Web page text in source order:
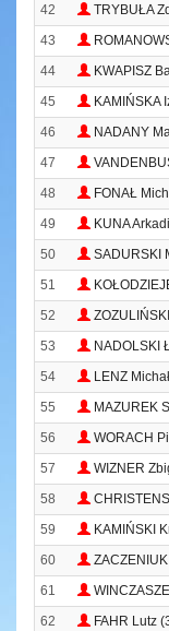
42 TRYBUŁA
43
44
KWAPISZ
45 KAMIŃSKA
46 NADANY
47
48 FONAŁ
49 KUNA
50 SADURSKI
51
52
53
NADOLSKI
54
LENZ
55
MAZUREK
56 WORACH
57 WIZNER
58
59 KAMIŃSKI
60
61
62 FAHR Lutz